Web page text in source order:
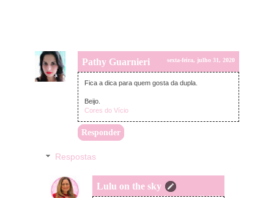
Pathy Guarnieri sexta-feira, julho 31, 2020
Fica a dica para quem gosta da dupla.
Beijo.
Cores do Vício
Responder
Respostas
Lulu on the sky